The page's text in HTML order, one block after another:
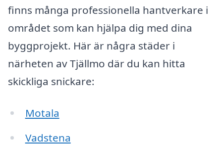
finns många professionella hantverkare i
området som kan hjälpa dig med dina
byggprojekt. Här är några städer i
närheten av Tjällmo där du kan hitta
skickliga snickare:
Motala
Vadstena